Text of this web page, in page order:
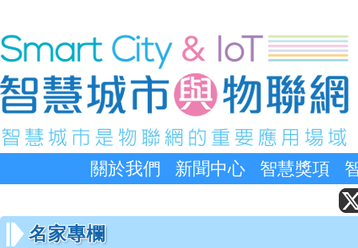
關於我們 新聞中心 智慧獎項
名家專欄